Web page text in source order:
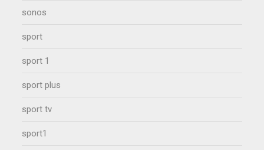
sonos
sport
sport 1
sport plus
sport tv
sport1